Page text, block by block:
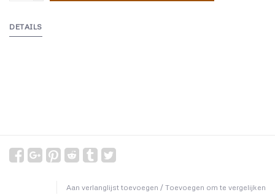
DETAILS
Aan verlanglijst toevoegen / Toevoegen om te vergelijken